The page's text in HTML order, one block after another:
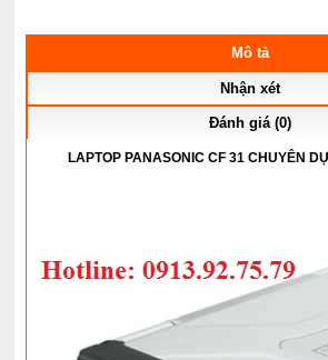
Mô tả
Nhận xét
Đánh giá (0)
LAPTOP PANASONIC CF 31 CHUYÊN